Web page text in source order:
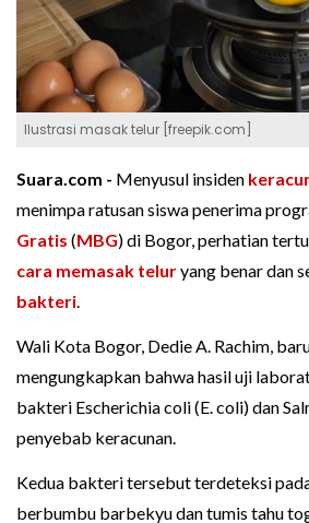
Ilustrasi masak telur [freepik.com]
Suara.com - Menyusul insiden
menimpa ratusan siswa penerima
Gratis (MBG) di Bogor, perhatian
cara memasak teluryang benar dan
bakteri.
Wali Kota Bogor, Dedie A. Rachim,
mengungkapkan bahwa hasil uji
bakteri Escherichia coli (E. coli) dan
penyebab keracunan.
Kedua bakteri tersebut terdeteksi
berbumbu barbekyu dan tumis tahu